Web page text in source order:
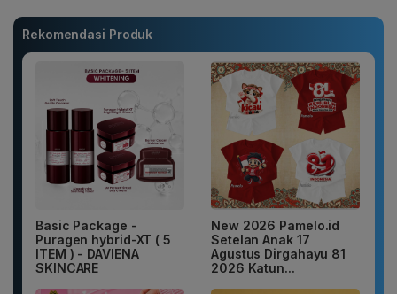
Rekomendasi Produk
Basic Package -
Puragen hybrid-XT ( 5
ITEM ) - DAVIENA
SKINCARE
New 2026 Pamelo.id
Setelan Anak 17
Agustus Dirgahayu 81
2026 Katun...